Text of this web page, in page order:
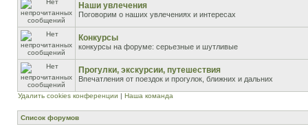
Наши увлечения
Поговорим о наших увлечениях и интересах
Конкурсы
конкурсы на форуме: серьезные и шутливые
Прогулки, экскурсии, путешествия
Впечатления от поездок и прогулок, ближних и дальних
Удалить cookies конференции | Наша команда
Список форумов